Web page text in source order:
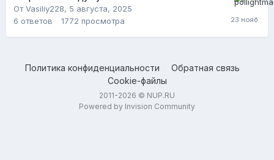
От Vasiliy228, 5 августа, 2025
6 ответов 1772 просмотра
Политика конфиденциальности
Обратная связь
Cookie-файлы
2011-2026 © NUP.RU
Powered by Invision Community